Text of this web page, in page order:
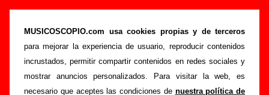
MUSICOSCOPIO.com usa cookies propias y de terceros
para mejorar la experiencia de usuario, reproducir contenidos
incrustados, permitir compartir contenidos en redes sociales y
mostrar anuncios personalizados. Para visitar la web, es
necesario que aceptes las condiciones de nuestra política de
“Bye bye”, canción de Sr. Chinarro (Letra e
información)
Portada >Sr. Chinarro >Canciones >Bye bye
Esta página pretende recopilar todo tipo de información
sobre lacanción "Bye bye" interpretada porSr. Chinarro